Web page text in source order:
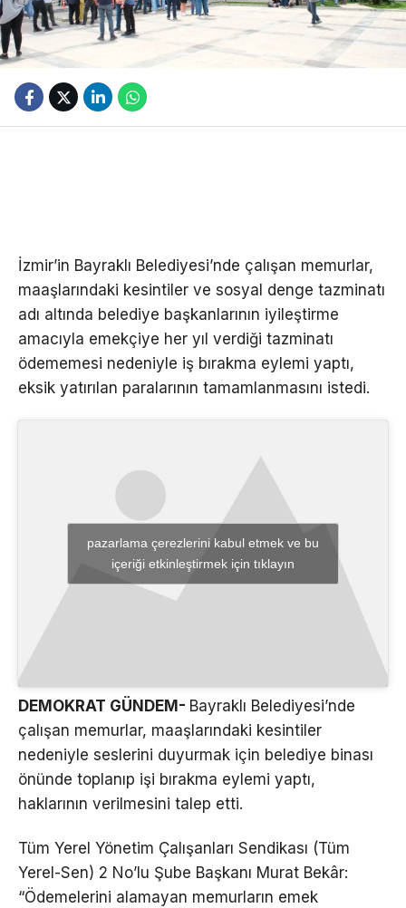
İzmir’in Bayraklı Belediyesi’nde çalışan memurlar,
maaşlarındaki kesintiler ve sosyal denge tazminatı
adı altında belediye başkanlarının iyileştirme
amacıyla emekçiye her yıl verdiği tazminatı
ödememesi nedeniyle iş bırakma eylemi yaptı,
eksik yatırılan paralarının tamamlanmasını istedi.
pazarlama çerezlerini kabul etmek ve bu
içeriği etkinleştirmek için tıklayın
DEMOKRAT GÜNDEM- Bayraklı Belediyesi’nde
çalışan memurlar, maaşlarındaki kesintiler
nedeniyle seslerini duyurmak için belediye binası
önünde toplanıp işi bırakma eylemi yaptı,
haklarının verilmesini talep etti.
Tüm Yerel Yönetim Çalışanları Sendikası (Tüm
Yerel-Sen) 2 No’lu Şube Başkanı Murat Bekâr:
“Ödemelerini alamayan memurların emek